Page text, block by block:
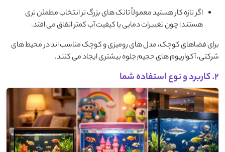
اگر تازه کار هستید معمولاً تانک های بزرگ تر انتخاب مطمئن تری
هستند؛ چون تغییرات دمایی یا کیفیت آب کمتر اتفاق می افتد.
برای فضاهای کوچک، مدل های رومیزی و کوچک مناسب اند در محیط های
شرکتی، آکواریوم های حجیم جلوه بیشتری ایجاد می کنند.
2. کاربرد و نوع استفاده شما